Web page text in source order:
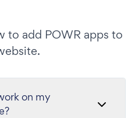
to add POWR apps to
on my